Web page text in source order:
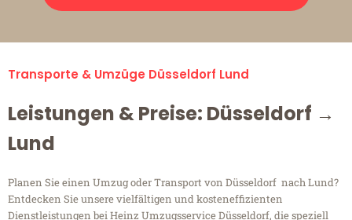
Transporte & Umzüge Düsseldorf Lund
Leistungen & Preise: Düsseldorf →
Lund
Planen Sie einen Umzug oder Transport von Düsseldorf nach Lund?
Entdecken Sie unsere vielfältigen und kosteneffizienten
Dienstleistungen bei Heinz Umzugsservice Düsseldorf, die speziell